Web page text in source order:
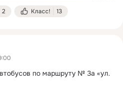
2 Класс! 13
по маршруту № 3а «ул.